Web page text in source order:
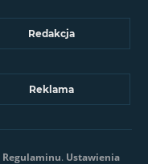
Redakcja
Reklama
Regulaminu. Ustawienia